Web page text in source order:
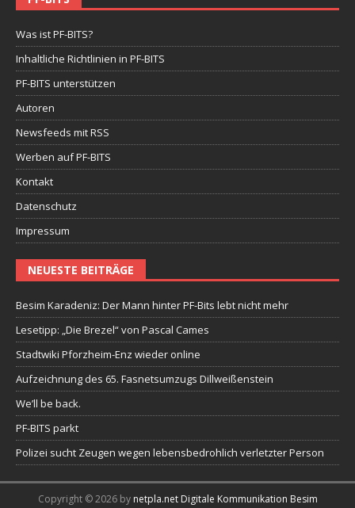
Was ist PF-BITS?
Inhaltliche Richtlinien in PF-BITS
PF-BITS unterstützen
Autoren
Newsfeeds mit RSS
Werben auf PF-BITS
Kontakt
Datenschutz
Impressum
NEUESTE BEITRÄGE
Besim Karadeniz: Der Mann hinter PF-Bits lebt nicht mehr
Lesetipp: „Die Brezel“ von Pascal Cames
Stadtwiki Pforzheim-Enz wieder online
Aufzeichnung des 65. Fasnetsumzugs Dillweißenstein
We’ll be back.
PF-BITS parkt
Polizei sucht Zeugen wegen lebensbedrohlich verletzter Person
Copyright © 2026 by netpla.net Digitale Kommunikation Besim